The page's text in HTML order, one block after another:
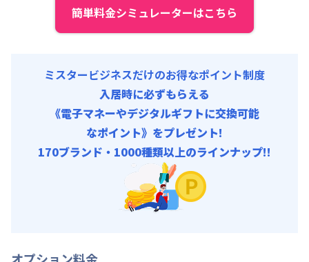
簡単料金シミュレーターはこちら
ミスタービジネスだけのお得なポイント制度
入居時に必ずもらえる
《電子マネーやデジタルギフトに交換可能
なポイント》をプレゼント!
170ブランド・1000種類以上のラインナップ!!
オプション料金